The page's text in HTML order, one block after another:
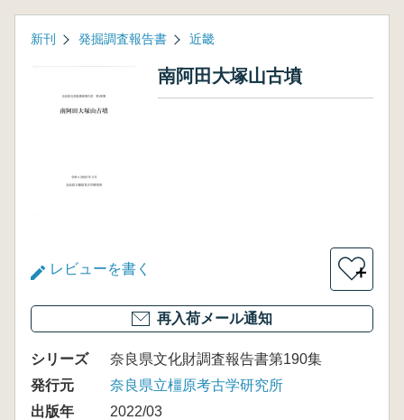
新刊 発掘調査報告書 近畿
南阿田大塚山古墳
レビューを書く ＋
再入荷メール通知
シリーズ
奈良県文化財調査報告書第190集
発行元
奈良県立橿原考古学研究所
出版年
2022/03